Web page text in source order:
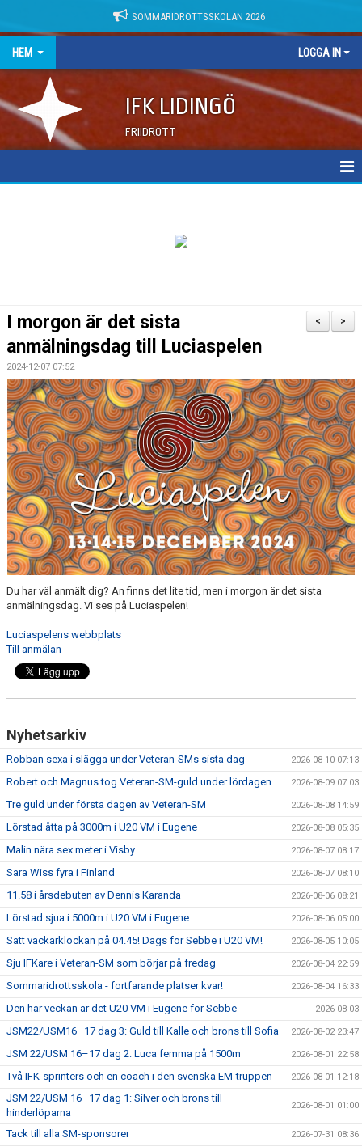
SOMMARIDROTTSSKOLAN 2026
HEM LOGGA IN
IFK LIDINGÖ
FRIIDROTT
>
<
I morgon är det sista
anmälningsdag till Luciaspelen
2024-12-07 07:52
Du har väl anmält dig? Än finns det lite tid, men i morgon är det sista
anmälningsdag. Vi ses på Luciaspelen!
Luciaspelens webbplats
Till anmälan
Nyhetsarkiv
Robban sexa i slägga under Veteran-SMs sista dag 2026-08-10 07:13
Robert och Magnus tog Veteran-SM-guld under lördagen 2026-08-09 07:03
Tre guld under första dagen av Veteran-SM 2026-08-08 14:59
Lörstad åtta på 3000m i U20 VM i Eugene 2026-08-08 05:35
Malin nära sex meter i Visby 2026-08-07 08:17
Sara Wiss fyra i Finland 2026-08-07 08:10
11.58 i årsdebuten av Dennis Karanda 2026-08-06 08:21
Lörstad sjua i 5000m i U20 VM i Eugene 2026-08-06 05:00
Sätt väckarklockan på 04.45! Dags för Sebbe i U20 VM! 2026-08-05 10:05
Sju IFKare i Veteran-SM som börjar på fredag 2026-08-04 22:59
Sommaridrottsskola - fortfarande platser kvar! 2026-08-04 16:33
Den här veckan är det U20 VM i Eugene för Sebbe 2026-08-03
JSM22/USM16–17 dag 3: Guld till Kalle och brons till Sofia 2026-08-02 23:47
JSM 22/USM 16–17 dag 2: Luca femma på 1500m 2026-08-01 22:58
Två IFK-sprinters och en coach i den svenska EM-truppen 2026-08-01 12:18
JSM 22/USM 16–17 dag 1: Silver och brons till
hinderlöparna
2026-08-01 01:00
Tack till alla SM-sponsorer 2026-07-31 08:36